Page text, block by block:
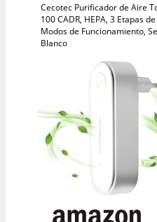
Cecotec Purificador de Aire
100 CADR, HEPA, 3 Etapas
Modos de Funcionamiento,
Blanco